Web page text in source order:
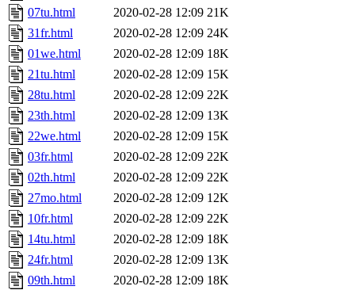
07tu.html
2020-02-28 12:09 21K
31fr.html
2020-02-28 12:09 24K
01we.html
2020-02-28 12:09 18K
21tu.html
2020-02-28 12:09 15K
28tu.html
2020-02-28 12:09 22K
23th.html
2020-02-28 12:09 13K
22we.html
2020-02-28 12:09 15K
03fr.html
2020-02-28 12:09 22K
02th.html
2020-02-28 12:09 22K
27mo.html
2020-02-28 12:09 12K
10fr.html
2020-02-28 12:09 22K
14tu.html
2020-02-28 12:09 18K
24fr.html
2020-02-28 12:09 13K
09th.html
2020-02-28 12:09 18K